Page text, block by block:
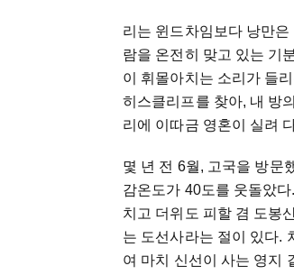
리는 윈드차임보다 낭만은
람을 온전히 맞고 있는 기
이
휘몰아치는 소리가 들
히스클리프를 찾아, 내 방의
리에 이따금 영혼이 실려
몇 년 전 6월, 고국을 방문
감온도가 40도를 웃돌았다.
치고 더위도 피할 겸 도봉
는 도선사라는 절이 있다.
여 마치 신선이 사는 영지